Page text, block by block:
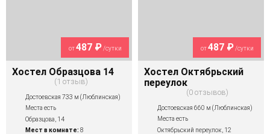
от487 ₽/сутки
Хостел Образцова 14
1 отзыв
Достоевская 733 м (Люблинская)
Места есть
Образцова, 14
Мест в комнате: 8
от487 ₽/сутки
Хостел Октябрьский
переулок
0 отзывов
Достоевская 660 м (Люблинская)
Места есть
Октябрьский переулок, 12